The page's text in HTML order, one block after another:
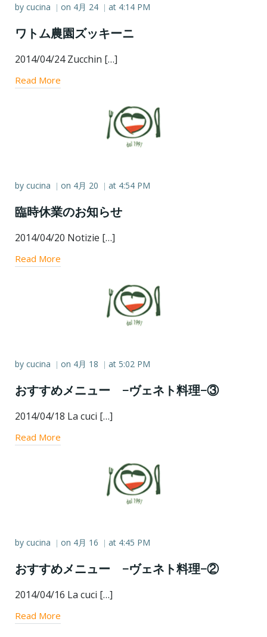
by cucina | on 4月 24 | at 4:14 PM
ワトム農園ズッキーニ
2014/04/24 Zucchin […]
Read More
by cucina | on 4月 20 | at 4:54 PM
臨時休業のお知らせ
2014/04/20 Notizie […]
Read More
by cucina | on 4月 18 | at 5:02 PM
おすすめメニュー −ヴェネト料理−③
2014/04/18 La cuci […]
Read More
by cucina | on 4月 16 | at 4:45 PM
おすすめメニュー −ヴェネト料理−②
2014/04/16 La cuci […]
Read More